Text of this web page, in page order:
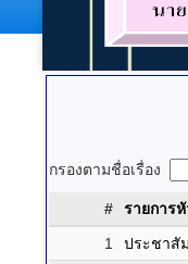
กรองตามชื่อเรื่อง
#
รายการหั
1
ประชาสั